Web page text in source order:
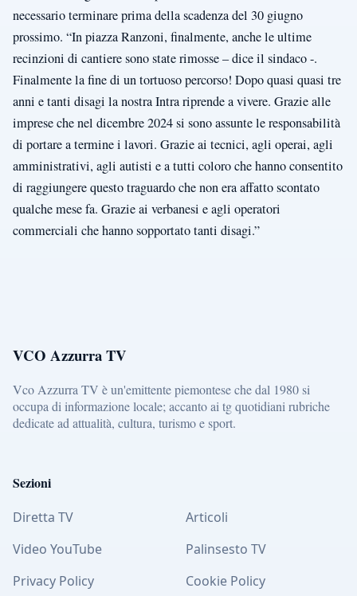
necessario terminare prima della scadenza del 30 giugno
prossimo. “In piazza Ranzoni, finalmente, anche le ultime
recinzioni di cantiere sono state rimosse – dice il sindaco -.
Finalmente la fine di un tortuoso percorso! Dopo quasi quasi tre
anni e tanti disagi la nostra Intra riprende a vivere. Grazie alle
imprese che nel dicembre 2024 si sono assunte le responsabilità
di portare a termine i lavori. Grazie ai tecnici, agli operai, agli
amministrativi, agli autisti e a tutti coloro che hanno consentito
di raggiungere questo traguardo che non era affatto scontato
qualche mese fa. Grazie ai verbanesi e agli operatori
commerciali che hanno sopportato tanti disagi.”
VCO Azzurra TV
Vco Azzurra TV è un'emittente piemontese che dal 1980 si
occupa di informazione locale; accanto ai tg quotidiani rubriche
dedicate ad attualità, cultura, turismo e sport.
Sezioni
Diretta TV
Articoli
Video YouTube
Palinsesto TV
Privacy Policy
Cookie Policy